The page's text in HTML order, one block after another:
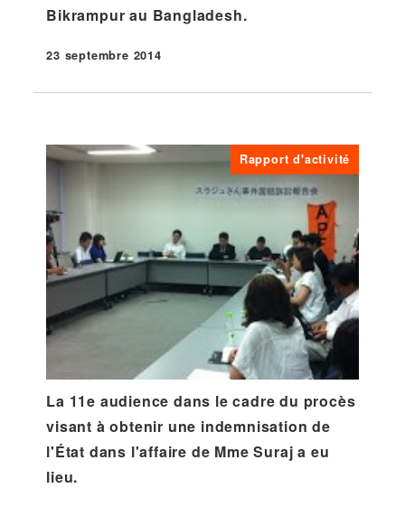
Bikrampur au Bangladesh.
Publié
23 septembre 2014
Rapport d'activité
La 11e audience dans le cadre du procès
visant à obtenir une indemnisation de
l'État dans l'affaire de Mme Suraj a eu
lieu.